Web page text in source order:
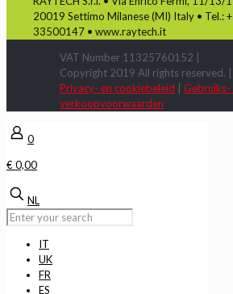
20019 Settimo Milanese (MI) Italy • Tel.:
33500147 • www.raytech.it
VAT Number 11325760152 |
Copyright 2019 All rights reserved. |
Privacy- en cookiebeleid
Gebruiks-
verkoopvoorwaarden
0
€ 0,00
NL
IT
UK
FR
ES